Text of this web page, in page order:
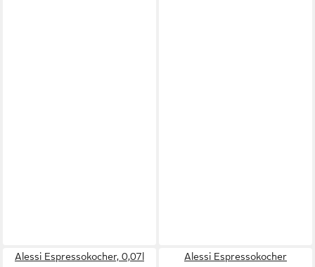
Alessi Espressokocher, 0,07l
Alessi Espressokocher